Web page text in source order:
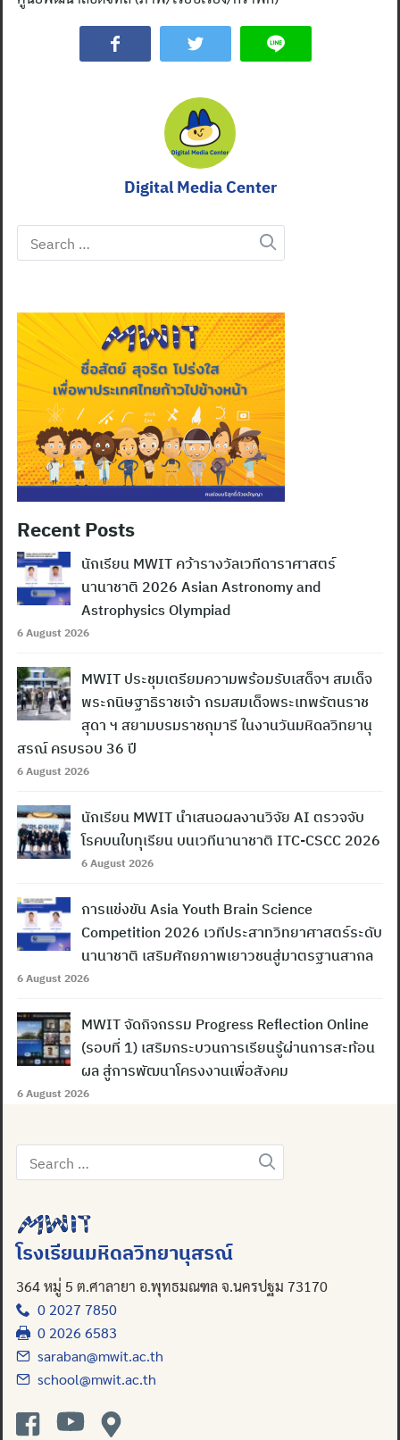
Digital Media Center
Search
for:
Recent Posts
นักเรียน MWIT คว้ารางวัลเวทีดาราศาสตร์
นานาชาติ 2026 Asian Astronomy and
Astrophysics Olympiad
6 August 2026
MWIT ประชุมเตรียมความพร้อมรับเสด็จฯ สมเด็จ
พระกนิษฐาธิราชเจ้า กรมสมเด็จพระเทพรัตนราช
สุดา ฯ สยามบรมราชกุมารี ในงานวันมหิดลวิทยานุ
สรณ์ ครบรอบ 36 ปี
6 August 2026
นักเรียน MWIT นำเสนอผลงานวิจัย AI ตรวจจับ
โรคบนใบทุเรียน บนเวทีนานาชาติ ITC-CSCC 2026
6 August 2026
การแข่งขัน Asia Youth Brain Science
Competition 2026 เวทีประสาทวิทยาศาสตร์ระดับ
นานาชาติ เสริมศักยภาพเยาวชนสู่มาตรฐานสากล
6 August 2026
MWIT จัดกิจกรรม Progress Reflection Online
(รอบที่ 1) เสริมกระบวนการเรียนรู้ผ่านการสะท้อน
ผล สู่การพัฒนาโครงงานเพื่อสังคม
6 August 2026
Search
for:
โรงเรียนมหิดลวิทยานุสรณ์
364 หมู่ 5 ต.ศาลายา อ.พุทธมณฑล จ.นครปฐม 73170
0 2027 7850
0 2026 6583
saraban@mwit.ac.th
school@mwit.ac.th